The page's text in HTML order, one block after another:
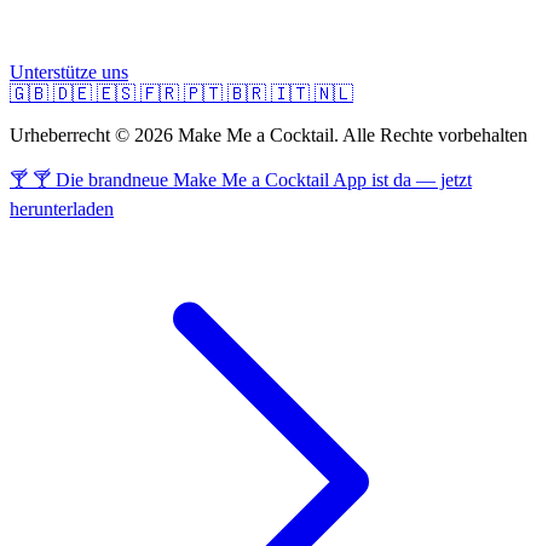
Unterstütze uns
🇬🇧 🇩🇪 🇪🇸 🇫🇷 🇵🇹 🇧🇷 🇮🇹 🇳🇱
Urheberrecht © 2026 Make Me a Cocktail. Alle Rechte vorbehalten
🍸 🍸 Die brandneue Make Me a Cocktail App ist da — jetzt
herunterladen